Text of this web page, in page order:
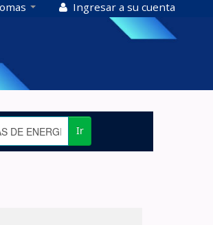
Ingresar a su cuenta
Ir